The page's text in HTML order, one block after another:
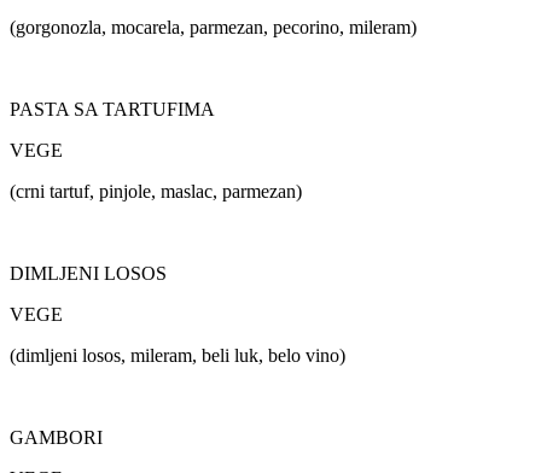
(gorgonozla, mocarela, parmezan, pecorino, mileram)
PASTA SA TARTUFIMA
VEGE
(crni tartuf, pinjole, maslac, parmezan)
DIMLJENI LOSOS
VEGE
(dimljeni losos, mileram, beli luk, belo vino)
GAMBORI